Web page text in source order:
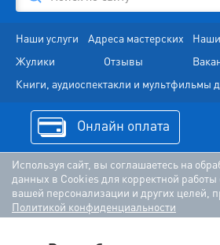
Наши услуги Адреса мастерских
Жулики
Отзывы
Книги, аудиоспектакли и мультфильмы
Онлайн оплата
Используя сайт, вы соглашаетесь на
данных в Cookies для корректной работы
вашей персонализации и других целей,
Политикой конфиденциальности